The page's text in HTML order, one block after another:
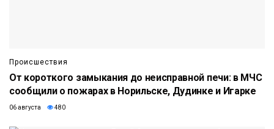
Происшествия
От короткого замыкания до неисправной печи: в МЧС
сообщили о пожарах в Норильске, Дудинке и Игарке
06 августа 480